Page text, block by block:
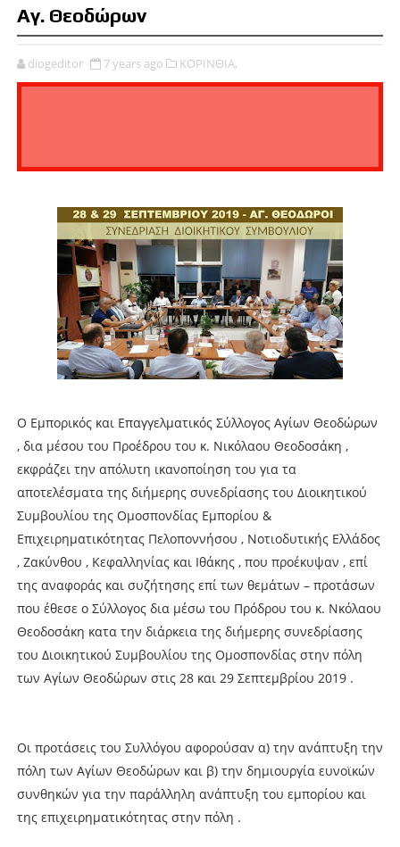
Αγ. Θεοδώρων
diogeditor 7 years ago ΚΟΡΙΝΘΙΑ,
O Εμπορικός και Επαγγελματικός Σύλλογος Αγίων Θεοδώρων
, δια μέσου του Προέδρου του κ. Νικόλαου Θεοδοσάκη ,
εκφράζει την απόλυτη ικανοποίηση του για τα
αποτελέσματα της διήμερης συνεδρίασης του Διοικητικού
Συμβουλίου της Ομοσπονδίας Εμπορίου &
Επιχειρηματικότητας Πελοποννήσου , Νοτιοδυτικής Ελλάδος
, Ζακύνθου , Κεφαλληνίας και Ιθάκης , που προέκυψαν , επί
της αναφοράς και συζήτησης επί των θεμάτων – προτάσων
που έθεσε ο Σύλλογος δια μέσω του Πρόδρου του κ. Νκόλαου
Θεοδοσάκη κατα την διάρκεια της διήμερης συνεδρίασης
του Διοικητικού Συμβουλίου της Ομοσπονδίας στην πόλη
των Αγίων Θεοδώρων στις 28 και 29 Σεπτεμβρίου 2019 .
Οι προτάσεις του Συλλόγου αφορούσαν α) την ανάπτυξη την
πόλη των Αγίων Θεοδώρων και β) την δημιουργία ευνοϊκών
συνθηκών για την παράλληλη ανάπτυξη του εμπορίου και
της επιχειρηματικότητας στην πόλη .